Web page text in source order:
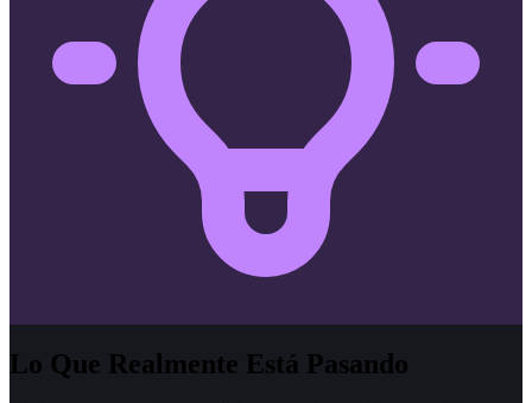
Lo Que Realmente Está Pasando